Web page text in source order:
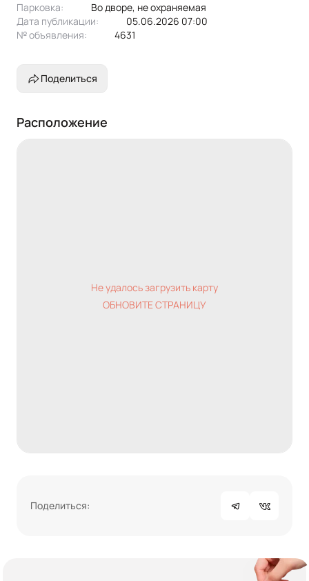
Парковка:
во дворе, не охраняемая
Дата публикации:
05.06.2026 07:00
№ объявления:
4631
Поделиться
Расположение
Не удалось загрузить карту
ОБНОВИТЕ СТРАНИЦУ
Поделиться: